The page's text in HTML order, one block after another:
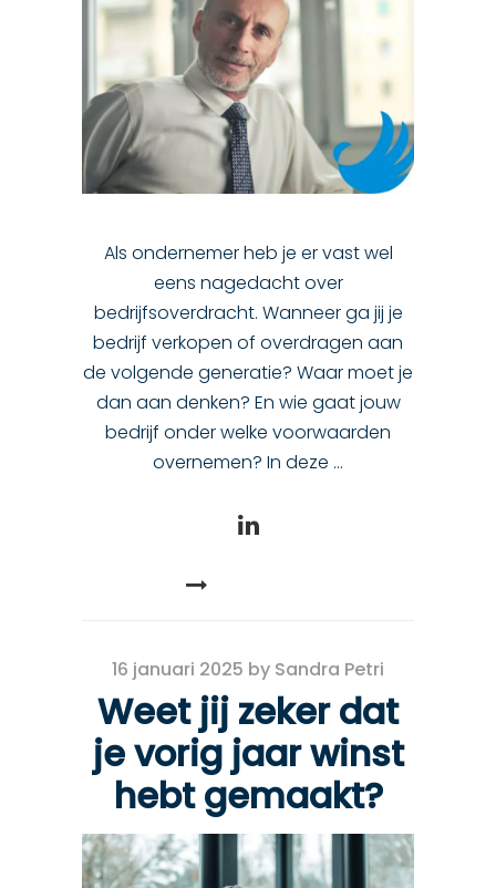
Als ondernemer heb je er vast wel
eens nagedacht over
bedrijfsoverdracht. Wanneer ga jij je
bedrijf verkopen of overdragen aan
de volgende generatie? Waar moet je
dan aan denken? En wie gaat jouw
bedrijf onder welke voorwaarden
overnemen? In deze
16 januari 2025 by Sandra Petri
Weet jij zeker dat
je vorig jaar winst
hebt gemaakt?